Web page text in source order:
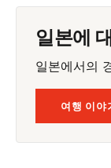
일본에
일본에서의
여행 이야